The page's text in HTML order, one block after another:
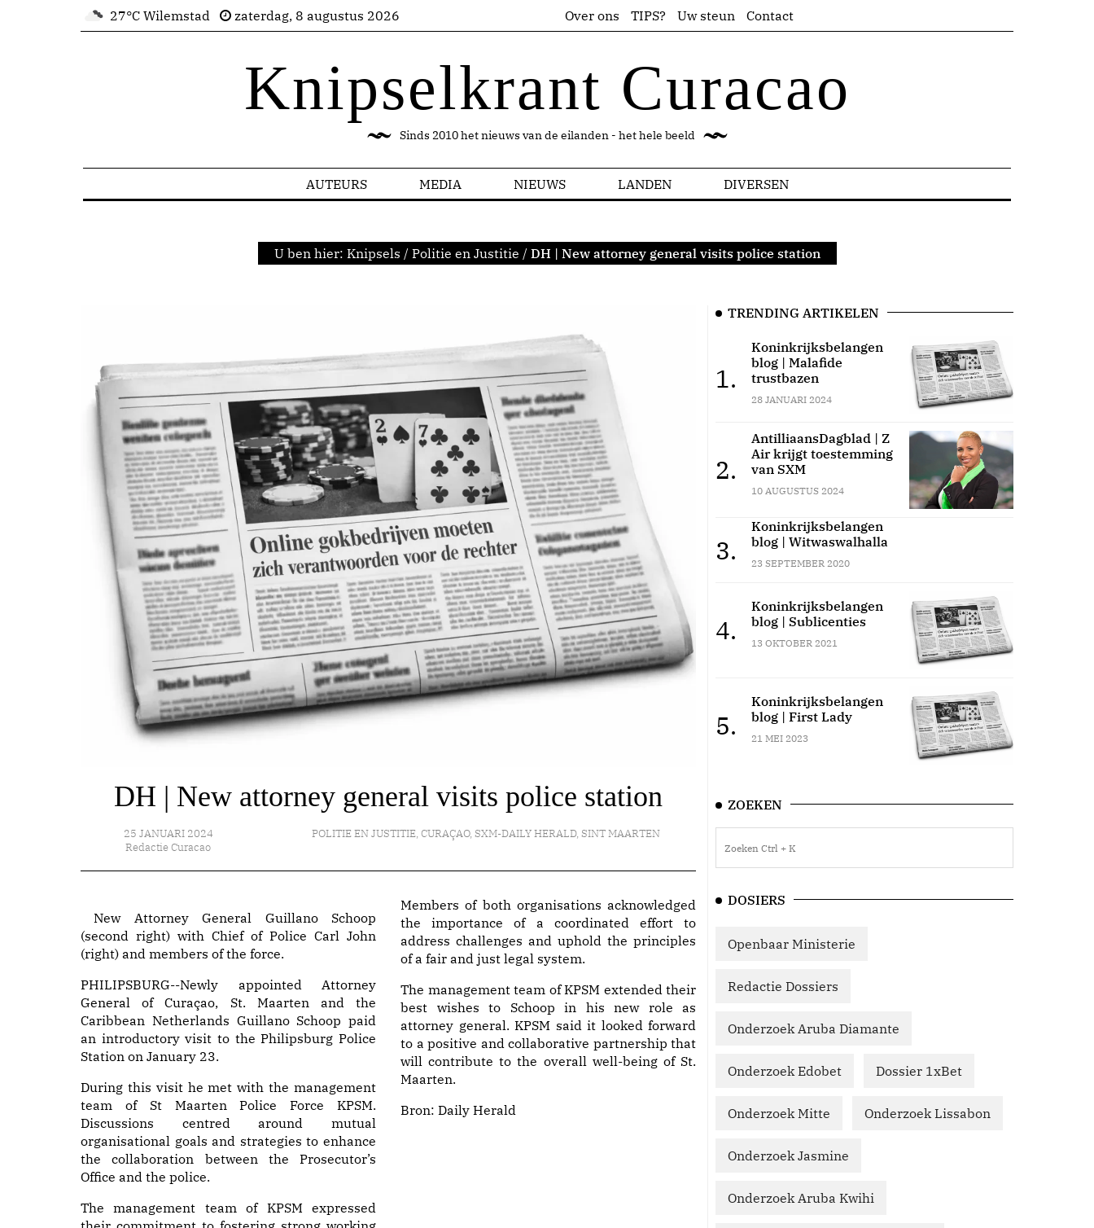
27°C Wilemstad zaterdag, 8 augustus 2026 Over ons TIPS? Uw steun Contact
Knipselkrant Curacao
Sinds 2010 het nieuws van de eilanden - het hele beeld
AUTEURS MEDIA NIEUWS LANDEN DIVERSEN
U ben hier: Knipsels / Politie en Justitie / DH | New attorney general visits police station
DH | New attorney general visits police station
25 JANUARI 2024
Redactie Curacao
POLITIE EN JUSTITIE, CURAÇAO, SXM-DAILY HERALD, SINT MAARTEN
New Attorney General Guillano Schoop
(second right) with Chief of Police Carl John
(right) and members of the force.
PHILIPSBURG--Newly appointed Attorney
General of Curaçao, St. Maarten and the
Caribbean Netherlands Guillano Schoop paid
an introductory visit to the Philipsburg Police
Station on January 23.
During this visit he met with the management
team of St Maarten Police Force KPSM.
Discussions centred around mutual
organisational goals and strategies to enhance
the collaboration between the Prosecutor’s
Office and the police.
The management team of KPSM expressed
Members of both organisations acknowledged
the importance of a coordinated effort to
address challenges and uphold the principles
of a fair and just legal system.
The management team of KPSM extended their
best wishes to Schoop in his new role as
attorney general. KPSM said it looked forward
to a positive and collaborative partnership that
will contribute to the overall well-being of St.
Maarten.
Bron: Daily Herald
TRENDING ARTIKELEN
1.
Koninkrijksbelangen
blog | Malafide
trustbazen
28 JANUARI 2024
2.
AntilliaansDagblad | Z
Air krijgt toestemming
van SXM
10 AUGUSTUS 2024
3.
Koninkrijksbelangen
blog | Witwaswalhalla
23 SEPTEMBER 2020
4.
Koninkrijksbelangen
blog | Sublicenties
13 OKTOBER 2021
5.
Koninkrijksbelangen
blog | First Lady
21 MEI 2023
ZOEKEN
DOSIERS
Openbaar Ministerie
Redactie Dossiers
Onderzoek Aruba Diamante
Onderzoek Edobet Dossier 1xBet
Onderzoek Mitte Onderzoek Lissabon
Onderzoek Jasmine
Onderzoek Aruba Kwihi